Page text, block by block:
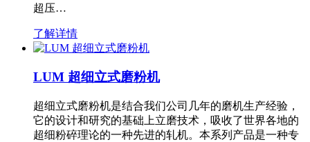
超压…
了解详情
LUM 超细立式磨粉机
超细立式磨粉机是结合我们公司几年的磨机生产经验，
它的设计和研究的基础上立磨技术，吸收了世界各地的
超细粉碎理论的一种先进的轧机。本系列产品是一种专